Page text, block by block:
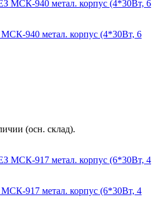
940 метал. корпус (4*30Вт, 6
(осн. склад).
917 метал. корпус (6*30Вт, 4